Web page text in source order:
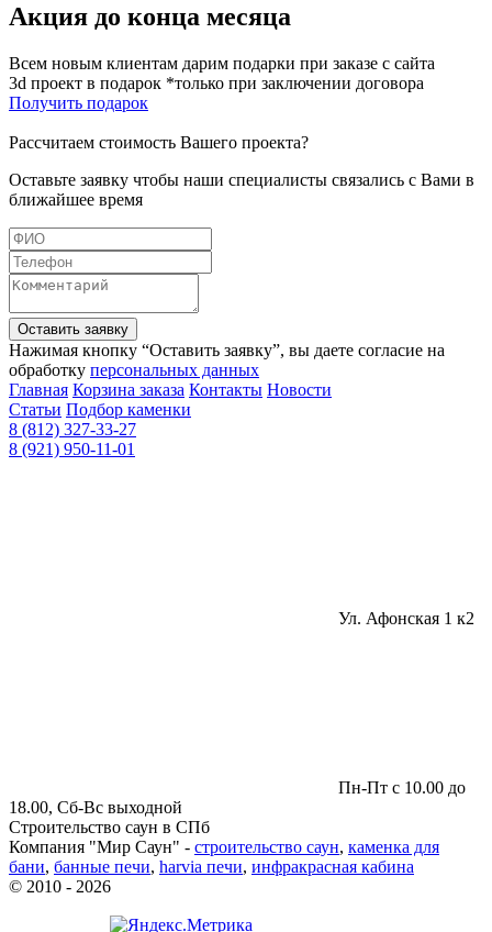
Акция до конца месяца
Всем новым клиентам дарим подарки при заказе с сайта
3d проект в подарок *только при заключении договора
Получить подарок
Рассчитаем стоимость Вашего проекта?
Оставьте заявку чтобы наши специалисты связались с Вами в
ближайшее время
Оставить заявку
Нажимая кнопку “Оставить заявку”, вы даете согласие на
обработку персональных данных
Главная Корзина заказа Контакты Новости
Статьи Подбор каменки
8 (812) 327-33-27
8 (921) 950-11-01
Ул. Афонская 1 к2
Пн-Пт с 10.00 до
18.00, Сб-Вс выходной
Строительство саун в СПб
Компания "Мир Саун" - строительство саун, каменка для
бани, банные печи, harvia печи, инфракрасная кабина
© 2010 - 2026